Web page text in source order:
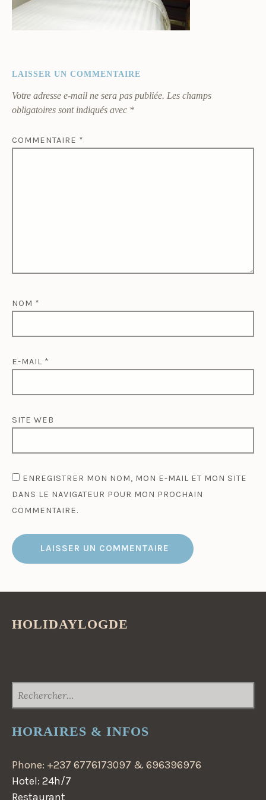
LAISSER UN COMMENTAIRE
Votre adresse e-mail ne sera pas publiée. Les champs
obligatoires sont indiqués avec *
COMMENTAIRE *
NOM *
E-MAIL *
SITE WEB
ENREGISTRER MON NOM, MON E-MAIL ET MON SITE
DANS LE NAVIGATEUR POUR MON PROCHAIN
COMMENTAIRE.
HOLIDAYLOGDE
HORAIRES & INFOS
Phone: +237 6776173097 & 696396976
Hotel: 24h/7
Restaurant